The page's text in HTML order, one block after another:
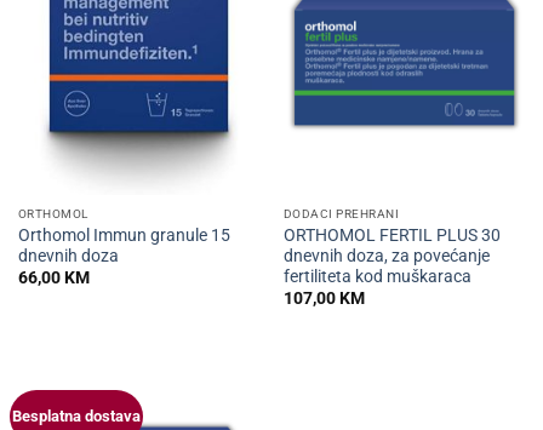
ORTHOMOL
Orthomol Immun granule 15
dnevnih doza
66,00KM
DODACI PREHRANI
ORTHOMOL FERTIL PLUS 30
dnevnih doza, za povećanje
fertiliteta kod muškaraca
107,00KM
Besplatna dostava